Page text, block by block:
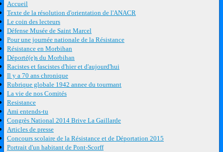
Accueil
Texte de la résolution d'orientation de l'ANACR
Le coin des lecteurs
Défense Musée de Saint Marcel
Pour une journée nationale de la Résistance
Résistance en Morbihan
Déporté(e)s du Morbihan
Racistes et fascistes d'hier et d'aujourd'hui
Il y a 70 ans chronique
Rubrique globale 1942 annee du tourmant
La vie de nos Comités
Resistance
Ami entends-tu
Congrès National 2014 Brive La Gaillarde
Articles de presse
Concours scolaire de la Résistance et de Déportation 2015
Portrait d'un habitant de Pont-Scorff